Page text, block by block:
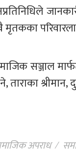
मृतकका
सञ्जाल
श्रीमान,
अपराध